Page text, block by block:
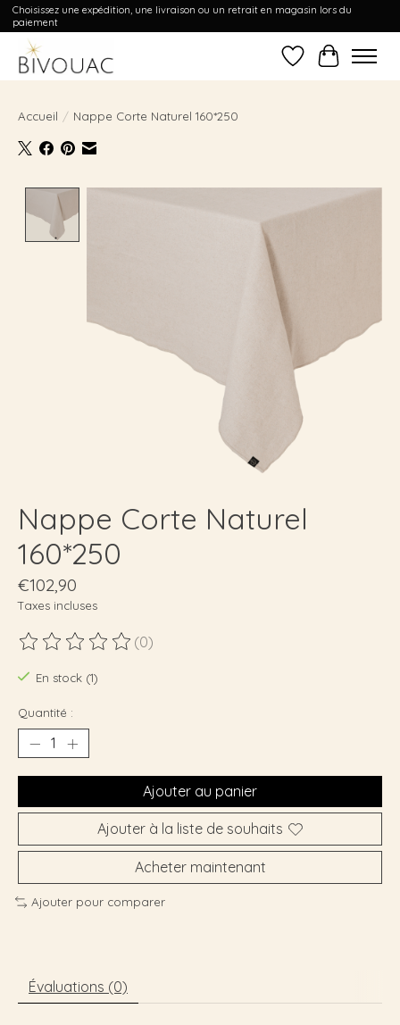
Choisissez une expédition, une livraison ou un retrait en magasin lors du
paiement
Liste dePanier
Accueil / Nappe Corte Naturel 160*250
Nappe Corte Naturel
160*250
€102,90
Taxes incluses
Ce produit est évalué à
(0)
En stock (1)
Quantité :
Ajouter au panier
Ajouter à la liste de souhaits
Acheter maintenant
Ajouter pour comparer
Évaluations (0)